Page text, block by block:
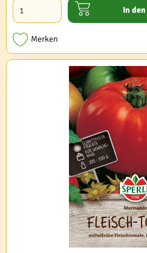
In den
Merken